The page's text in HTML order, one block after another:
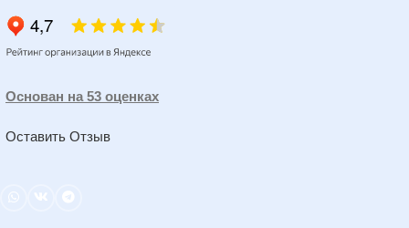
Основан на 53 оценках
Оставить Отзыв